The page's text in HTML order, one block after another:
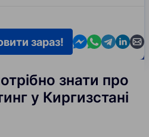
Contact us in
Contact us
Contact
зараз!
знати про
у Киргизстані